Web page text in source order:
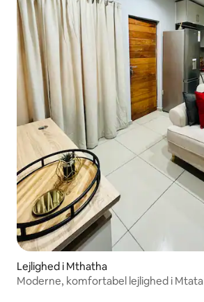
Lejlighed i Mthatha
Moderne, komfortabel lejlighed i Mtata